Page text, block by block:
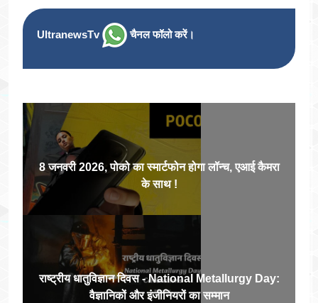
UltranewsTv चैनल फॉलो करें।
8 जनवरी 2026, पोको का स्मार्टफोन होगा लॉन्च, एआई कैमरा
के साथ !
राष्ट्रीय धातुविज्ञान दिवस - National Metallurgy Day:
वैज्ञानिकों और इंजीनियरों का सम्मान